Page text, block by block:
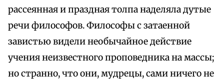
рассеянная и праздная толпа наделяла дутые
речи философов. Философы с затаенной
завистью видели необычайное действие
учения неизвестного проповедника на массы;
но странно, что они, мудрецы, сами ничего не